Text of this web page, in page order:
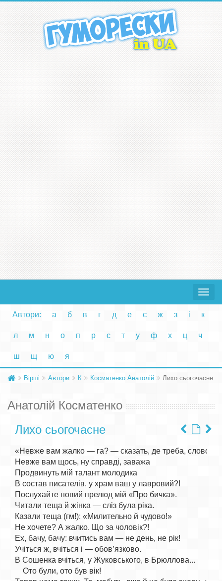
Toggle
Автори: а б в г д е є ж з і к
л м н о п р с т у ф х ц ч
ш щ ю я
Вірші Автори К Косматенко Анатолій Лихо сьогочасне
Анатолій Косматенко
Лихо сьогочасне
«Невже вам жалко — га? — сказать, де треба, слово?
Невже вам щось, ну справді, заважа
Продвинуть мій талант молодика
В состав писателів, у храм ваш у лавровий?!
Послухайте новий прелюд мій «Про бичка».
Читали теща й жінка — сліз була ріка.
Казали теща (гм!): «Милительно й чудово!»
Не хочете? А жалко. Що за чоловік?!
Ех, бачу, бачу: вчитись вам — не день, не рік!
Учіться ж, вчіться і — обов’язково.
В Сошенка вчіться, у Жуковського, в Брюллова...
    Ото були, ото був вік!